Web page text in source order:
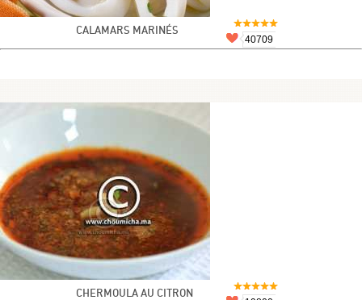
CALAMARS MARINÉS
40709
CHERMOULA AU CITRON